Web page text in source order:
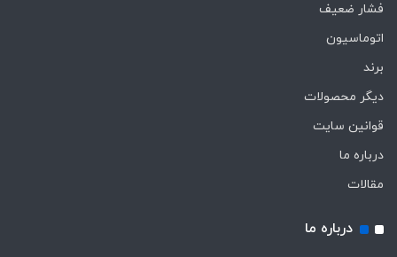
فشار ضعیف
اتوماسیون
برند
دیگر محصولات
قوانین سایت
درباره ما
مقالات
درباره ما